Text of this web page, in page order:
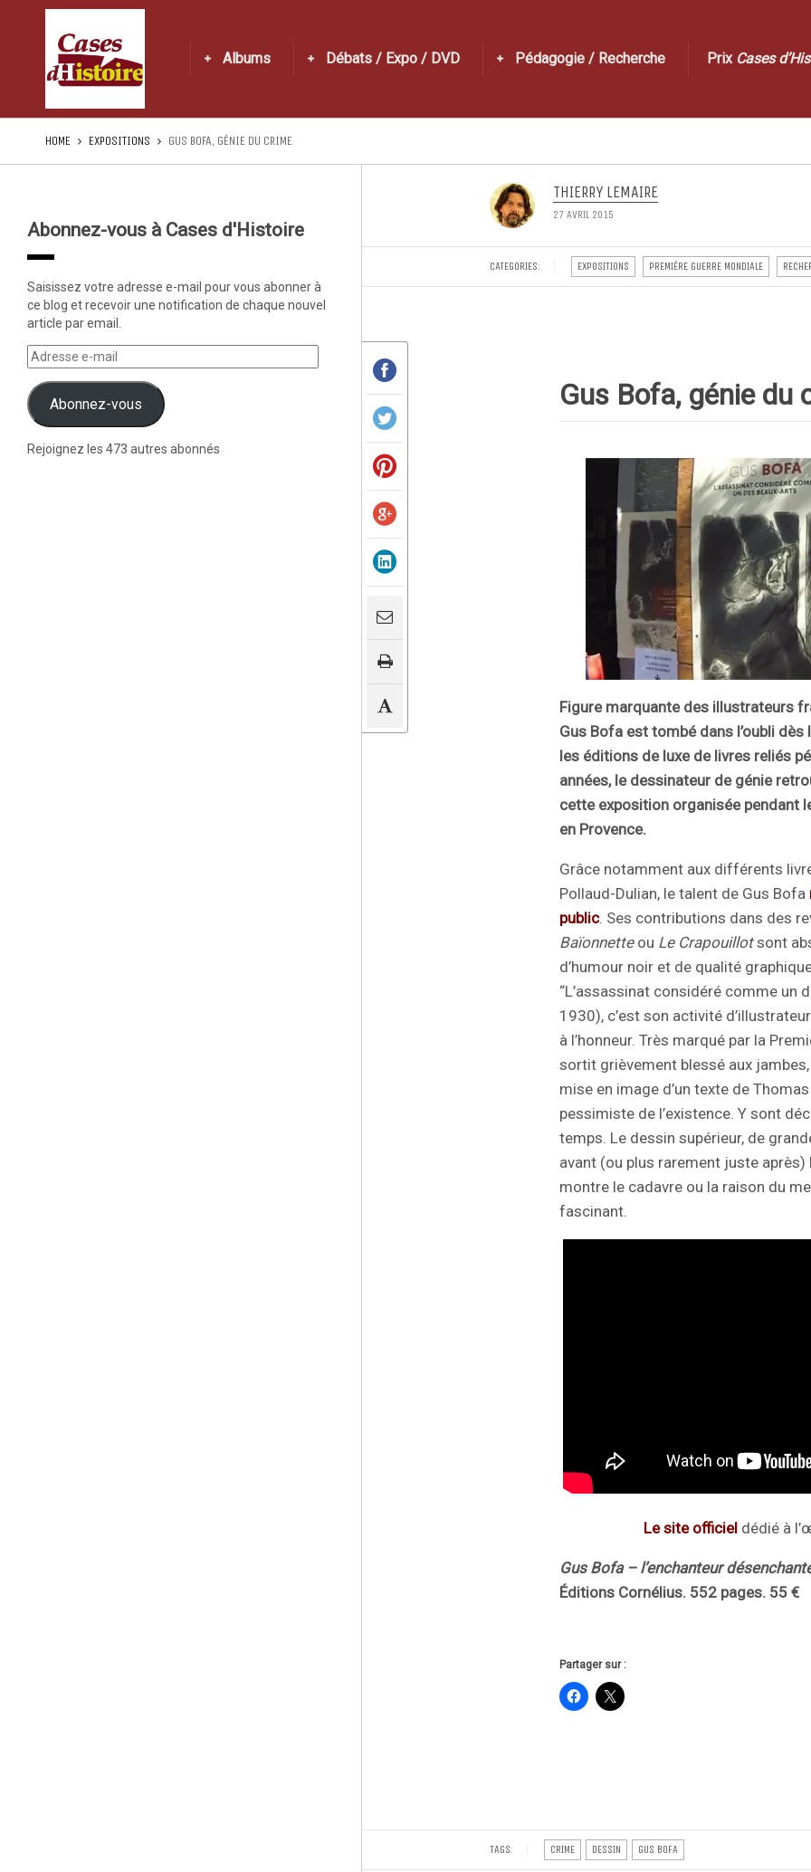
Albums Débats / Expo / DVD Pédagogie / Recherche Prix Cases
HOME EXPOSITIONS GUS BOFA, GÉNIE DU CRIME
Abonnez-vous à Cases d'Histoire
Saisissez votre adresse e-mail pour vous abonner à
ce blog et recevoir une notification de chaque nouvel
article par email.
Abonnez-vous
Rejoignez les 473 autres abonnés
THIERRY LEMAIRE
27 AVRIL 2015
CATEGORIES: EXPOSITIONS PREMIÈRE GUERRE MONDIALE
Gus Bofa, génie du
Figure marquante des illustrateurs
Gus Bofa est tombé dans l’oubli
les éditions de luxe de livres reliés
années, le dessinateur de génie
cette exposition organisée pendant
en Provence.
Grâce notamment aux différents
Pollaud-Dulian, le talent de Gus Bofa
public. Ses contributions dans des
Baïonnette ou Le Crapouillotsont
d’humour noir et de qualité
“L’assassinat considéré comme un
1930), c’est son activité
à l’honneur. Très marqué par la
sortit grièvement blessé aux
mise en image d’un texte de
pessimiste de l’existence. Y sont
temps. Le dessin supérieur, de
avant (ou plus rarement juste
montre le cadavre ou la raison du
fascinant.
Le site officiel dédié à
Gus Bofa – l’enchanteur
Éditions Cornélius. 552 pages. 55 €
Partager sur :
TAGS: CRIME DESSIN GUS BOFA